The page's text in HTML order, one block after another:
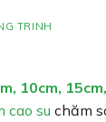
TRINH
10cm,
cao su chăm